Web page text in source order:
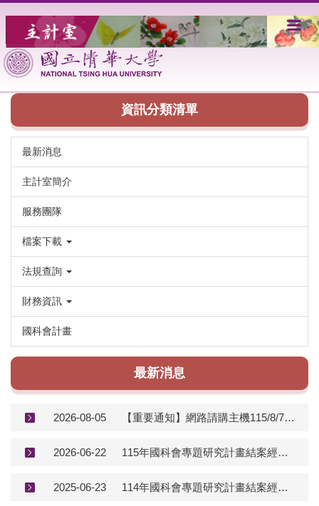
要
內
區
資訊分類清單
最新消息
主計室簡介
服務團隊
檔案下載
法規查詢
財務資訊
國科會計畫
最新消息
2026-08-05 【重要通知】網路請購主機115/8/7(五)下午16:30至8/10(一)早上8:00暫停服務公告
2026-06-22 115年國科會專題研究計畫結案經費報支注意事項
2025-06-23 114年國科會專題研究計畫結案經費報支注意事項